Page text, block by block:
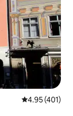
Calificación
4.95 (401)